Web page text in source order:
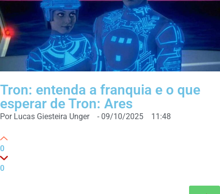
Tron: entenda a franquia e o que
esperar de Tron: Ares
Por Lucas Giesteira Unger - 09/10/2025 11:48
0
0